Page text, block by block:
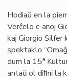
Hodiaŭ en la
Verĉelo c-anoj
kaj Giorgio Silfer
spektaklo
dum la 15a
antaŭ ol diﬁni la